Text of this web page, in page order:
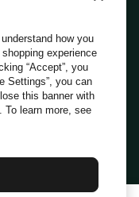
Cookie
Etico
dpo@everli.com
how you
experience
“Accept”, you
Settings”, you can
this banner with
To learn more, see